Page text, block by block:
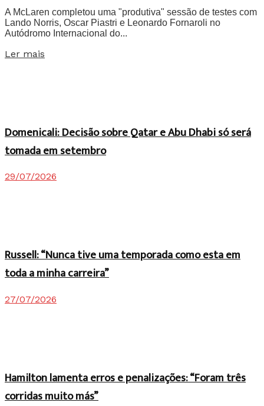
A McLaren completou uma "produtiva" sessão de testes com
Lando Norris, Oscar Piastri e Leonardo Fornaroli no
Autódromo Internacional do...
Ler mais
Domenicali: Decisão sobre Qatar e Abu Dhabi só será
tomada em setembro
29/07/2026
Russell: “Nunca tive uma temporada como esta em
toda a minha carreira”
27/07/2026
Hamilton lamenta erros e penalizações: “Foram três
corridas muito más”